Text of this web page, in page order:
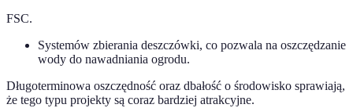
FSC.
Systemów zbierania deszczówki, co pozwala na oszczędzanie
wody do nawadniania ogrodu.
Długoterminowa oszczędność oraz dbałość o środowisko sprawiają,
że tego typu projekty są coraz bardziej atrakcyjne.